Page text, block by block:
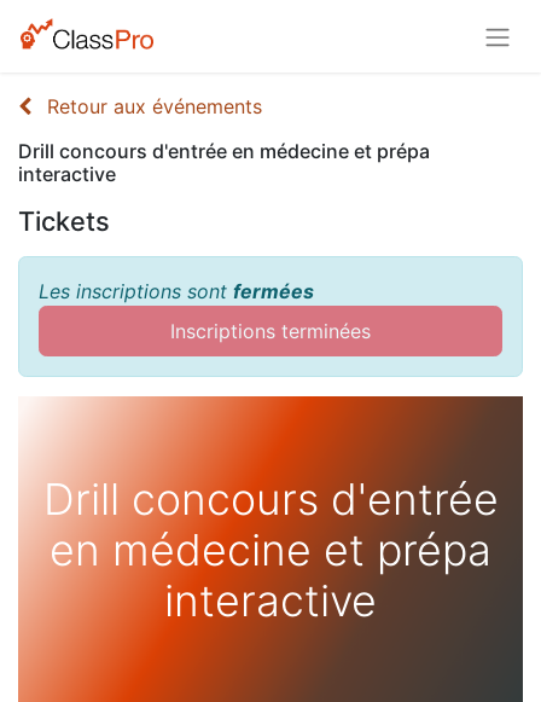
Retour aux événements
Drill concours d'entrée en médecine et prépa
interactive
Tickets
Les inscriptions sont fermées
Inscriptions terminées
Drill concours d'entrée
en médecine et prépa
interactive